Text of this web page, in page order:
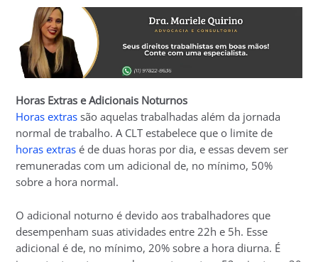
Horas Extras e Adicionais Noturnos
Horas extras são aquelas trabalhadas além da jornada
normal de trabalho. A CLT estabelece que o limite de
horas extras é de duas horas por dia, e essas devem ser
remuneradas com um adicional de, no mínimo, 50%
sobre a hora normal.
O adicional noturno é devido aos trabalhadores que
desempenham suas atividades entre 22h e 5h. Esse
adicional é de, no mínimo, 20% sobre a hora diurna. É